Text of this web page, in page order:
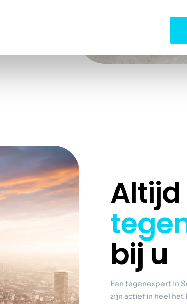
Altijd
bij u
Een tegenexpert in
zijn actief in heel